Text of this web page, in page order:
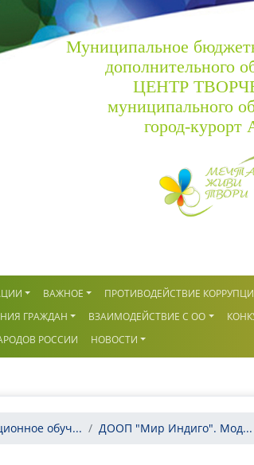
Муниципальное
дополнительного
ЦЕНТР
муниципального
город-курорт
ВАЖНОЕ ПРОТИВОДЕЙСТВИЕ
ГРАЖДАН ВЗАИМОДЕЙСТВИЕ С ОО
РОССИИ НОВОСТИ
обуч... ДООП "Мир Индиго". Мод...